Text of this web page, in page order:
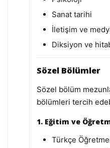
Sanat tarihi
İletişim ve
Diksiyon ve
Sözel Bölümler
Sözel bölüm
bölümleri tercih
1. Eğitim ve
Türkçe